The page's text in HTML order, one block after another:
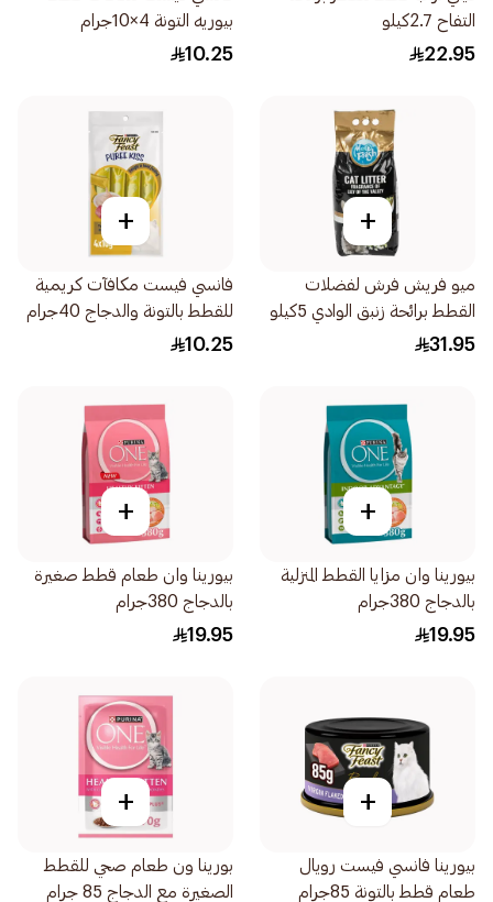
التفاح 2.7كيلو
22.95
بيوريه التونة 4×10جرام
10.25
+
ميو فريش فرش لفضلات
القطط برائحة زنبق الوادي 5كيلو
31.95
+
فانسي فيست مكافآت كريمية
للقطط بالتونة والدجاج 40جرام
10.25
+
بيورينا وان مزايا القطط المنزلية
بالدجاج 380جرام
19.95
+
بيورينا وان طعام قطط صغيرة
بالدجاج 380جرام
19.95
+
بيورينا فانسي فيست رويال
طعام قطط بالتونة 85جرام
+
بورينا ون طعام صحي للقطط
الصغيرة مع الدجاج 85 جرام